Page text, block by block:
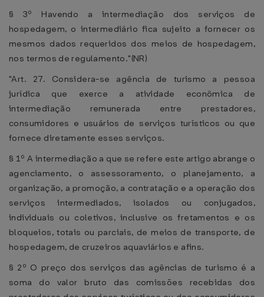
§ 3º Havendo a intermediação dos serviços de
hospedagem, o intermediário fica sujeito a fornecer os
mesmos dados requeridos dos meios de hospedagem,
nos termos de regulamento."(NR)
"Art. 27. Considera-se agência de turismo a pessoa
jurídica que exerce a atividade econômica de
intermediação remunerada entre prestadores,
consumidores e usuários de serviços turísticos ou que
fornece diretamente esses serviços.
§ 1º A intermediação a que se refere este artigo abrange o
agenciamento, o assessoramento, o planejamento, a
organização, a promoção, a contratação e a operação dos
serviços intermediados, isolados ou conjugados,
individuais ou coletivos, inclusive os fretamentos e os
bloqueios, totais ou parciais, de meios de transporte, de
hospedagem, de cruzeiros aquaviários e afins.
§ 2º O preço dos serviços das agências de turismo é a
soma do valor bruto das comissões recebidas dos